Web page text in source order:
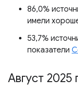
86,0%
имели
53,7%
показатели
Август 2025